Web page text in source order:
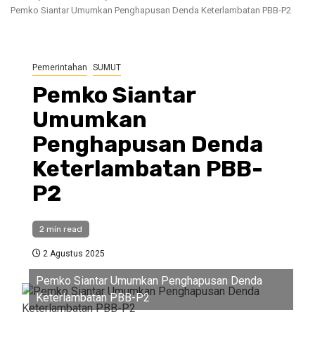
Pemko Siantar Umumkan Penghapusan Denda Keterlambatan PBB-P2
Pemerintahan SUMUT
Pemko Siantar
Umumkan
Penghapusan Denda
Keterlambatan PBB-
P2
2 min read
2 Agustus 2025
Pemko Siantar Umumkan Penghapusan Denda
Keterlambatan PBB-P2